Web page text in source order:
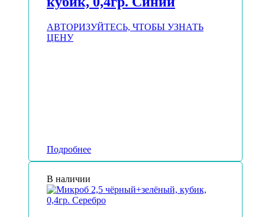
АВТОРИЗУЙТЕСЬ, ЧТОБЫ УЗНАТЬ
ЦЕНУ
Подробнее
В наличии